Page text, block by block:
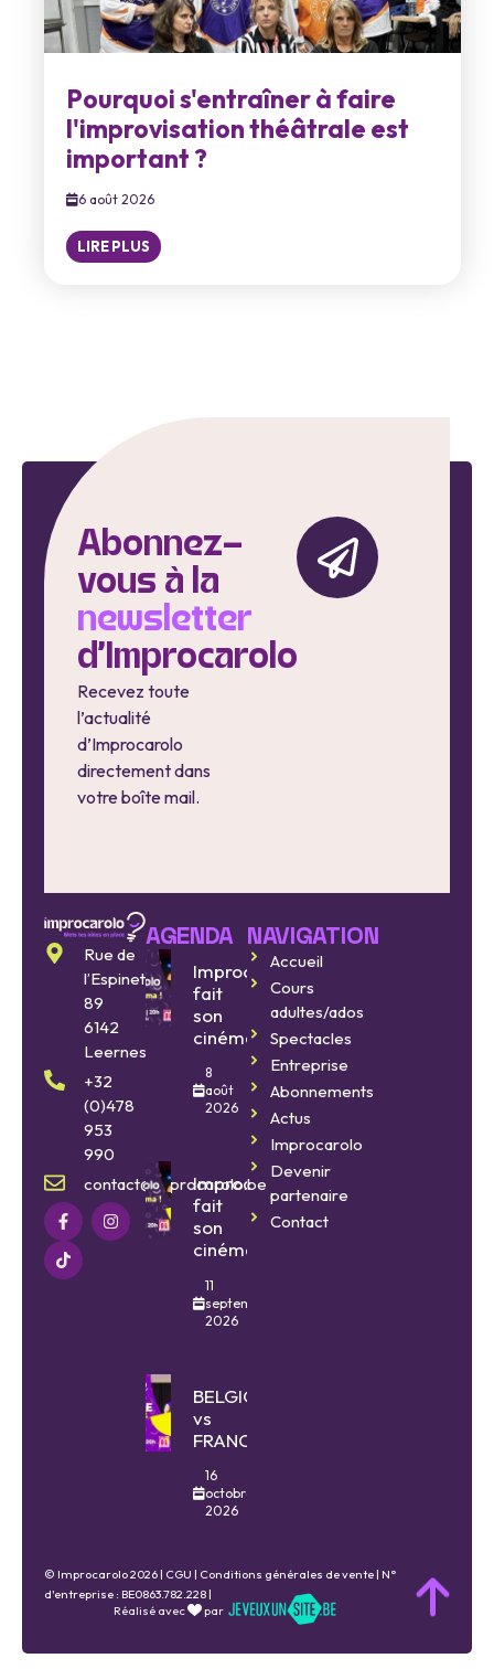
Pourquoi s'entraîner à faire
l'improvisation théâtrale est
important ?
6 août 2026
LIRE PLUS
Abonnez-
vous à la
newsletter
d'Improcarolo
Recevez toute
l’actualité
d’Improcarolo
directement dans
votre boîte mail.
Rue de
l’Espinette
89
6142
Leernes
+32
(0)478
953
990
contact@improcarolo.be
AGENDA
Improcarolo
fait
son
cinéma
8
août
2026
Improcarolo
fait
son
cinéma
11
septembre
2026
BELGIQUE
vs
FRANCE
16
octobre
2026
NAVIGATION
Accueil
Cours
adultes/ados
Spectacles
Entreprise
Abonnements
Actus
Improcarolo
Devenir
partenaire
Contact
© Improcarolo 2026 | CGU | Conditions générales de vente | N°
d'entreprise : BE0863.782.228 |
Réalisé avec
par